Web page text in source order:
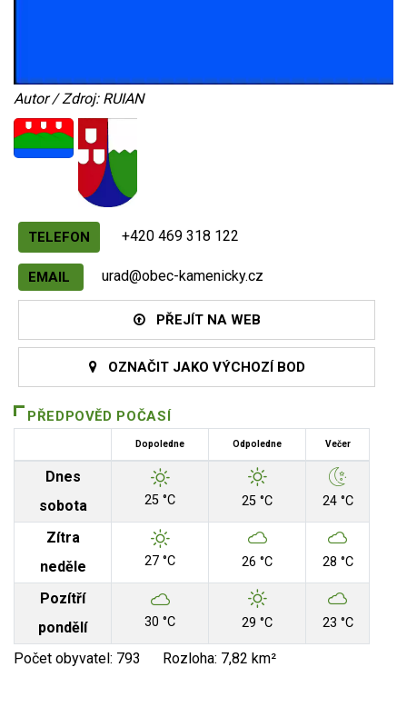
Autor / Zdroj: RUIAN
TELEFON +420 469 318 122
EMAIL urad@obec-kamenicky.cz
PŘEJÍT NA WEB
OZNAČIT JAKO VÝCHOZÍ BOD
PŘEDPOVĚD POČASÍ
Dopoledne Odpoledne Večer
Dnes
sobota
25 °C 25 °C 24 °C
Zítra
neděle
27 °C 26 °C 28 °C
Pozítří
pondělí
30 °C 29 °C 23 °C
Počet obyvatel: 793 Rozloha: 7,82 km²